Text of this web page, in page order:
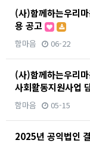
(사)함께하는우리
용 공고
함마음 06-22
(사)함께하는우리
사회활동지원사업
함마음 05-15
2025년 공익법인